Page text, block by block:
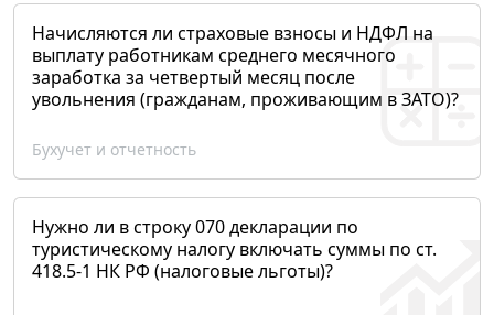
Начисляются ли страховые взносы и НДФЛ на
выплату работникам среднего месячного
заработка за четвертый месяц после
увольнения (гражданам, проживающим в ЗАТО)?
Бухучет и отчетность
Нужно ли в строку 070 декларации по
туристическому налогу включать суммы по ст.
418.5-1 НК РФ (налоговые льготы)?